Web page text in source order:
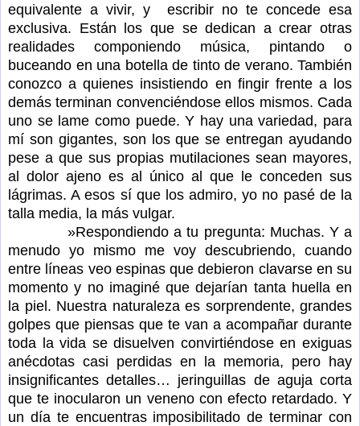
equivalente a vivir, y escribir no te concede esa
exclusiva. Están los que se dedican a crear otras
realidades componiendo música, pintando o
buceando en una botella de tinto de verano. También
conozco a quienes insistiendo en fingir frente a los
demás terminan convenciéndose ellos mismos. Cada
uno se lame como puede. Y hay una variedad, para
mí son gigantes, son los que se entregan ayudando
pese a que sus propias mutilaciones sean mayores,
al dolor ajeno es al único al que le conceden sus
lágrimas. A esos sí que los admiro, yo no pasé de la
talla media, la más vulgar.
»Respondiendo a tu pregunta: Muchas. Y a
menudo yo mismo me voy descubriendo, cuando
entre líneas veo espinas que debieron clavarse en su
momento y no imaginé que dejarían tanta huella en
la piel. Nuestra naturaleza es sorprendente, grandes
golpes que piensas que te van a acompañar durante
toda la vida se disuelven convirtiéndose en exiguas
anécdotas casi perdidas en la memoria, pero hay
insignificantes detalles… jeringuillas de aguja corta
que te inocularon un veneno con efecto retardado. Y
un día te encuentras imposibilitado de terminar con